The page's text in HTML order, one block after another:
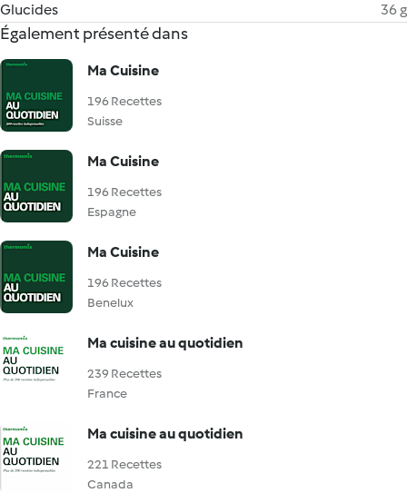
Glucides
36 g
Également présenté dans
Ma Cuisine
196 Recettes
Suisse
Ma Cuisine
196 Recettes
Espagne
Ma Cuisine
196 Recettes
Benelux
Ma cuisine au quotidien
239 Recettes
France
Ma cuisine au quotidien
221 Recettes
Canada